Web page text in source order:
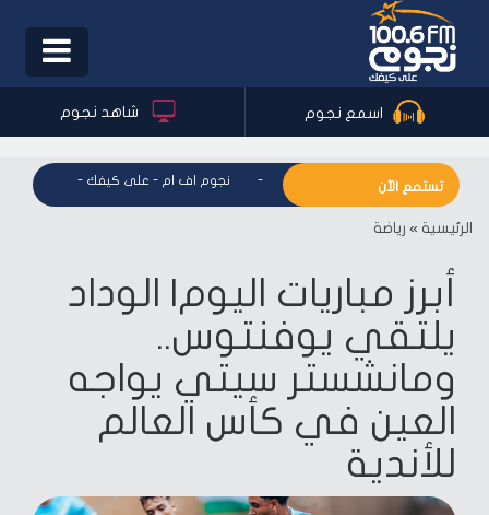
Toggle
اسمع نجوم شاهد نجوم
تستمع الآن
نجوم اف ام - على كيفك - نجوم اف ام - على كيفك نجوم اف
الرئيسية » رياضة
أبرز مباريات اليوم| الوداد
يلتقي يوفنتوس..
ومانشستر سيتي يواجه
العين في كأس العالم
للأندية